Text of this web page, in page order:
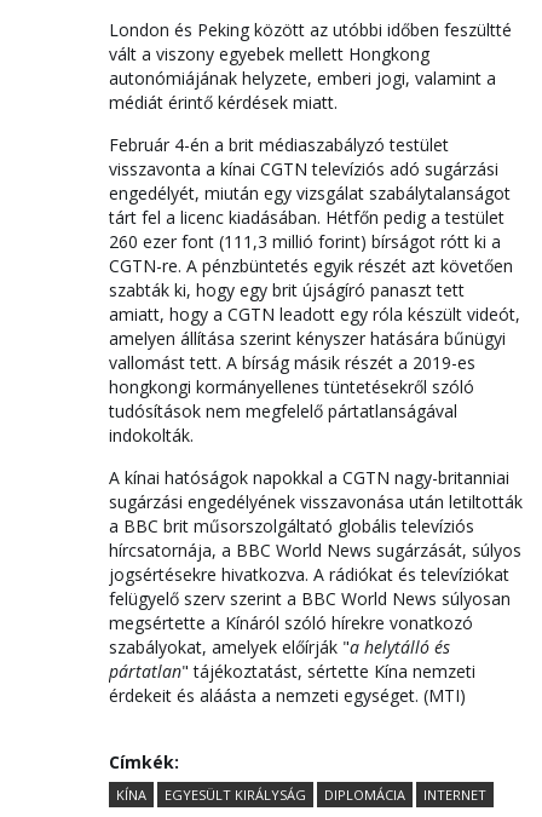
London és Peking között az utóbbi időben feszültté
vált a viszony egyebek mellett Hongkong
autonómiájának helyzete, emberi jogi, valamint a
médiát érintő kérdések miatt.
Február 4-én a brit médiaszabályzó testület
visszavonta a kínai CGTN televíziós adó sugárzási
engedélyét, miután egy vizsgálat szabálytalanságot
tárt fel a licenc kiadásában. Hétfőn pedig a testület
260 ezer font (111,3 millió forint) bírságot rótt ki a
CGTN-re. A pénzbüntetés egyik részét azt követően
szabták ki, hogy egy brit újságíró panaszt tett
amiatt, hogy a CGTN leadott egy róla készült videót,
amelyen állítása szerint kényszer hatására bűnügyi
vallomást tett. A bírság másik részét a 2019-es
hongkongi kormányellenes tüntetésekről szóló
tudósítások nem megfelelő pártatlanságával
indokolták.
A kínai hatóságok napokkal a CGTN nagy-britanniai
sugárzási engedélyének visszavonása után letiltották
a BBC brit műsorszolgáltató globális televíziós
hírcsatornája, a BBC World News sugárzását, súlyos
jogsértésekre hivatkozva. A rádiókat és televíziókat
felügyelő szerv szerint a BBC World News súlyosan
megsértette a Kínáról szóló hírekre vonatkozó
szabályokat, amelyek előírják "a helytálló és
pártatlan" tájékoztatást, sértette Kína nemzeti
érdekeit és aláásta a nemzeti egységet. (MTI)
Címkék:
KÍNA EGYESÜLT KIRÁLYSÁG DIPLOMÁCIA INTERNET